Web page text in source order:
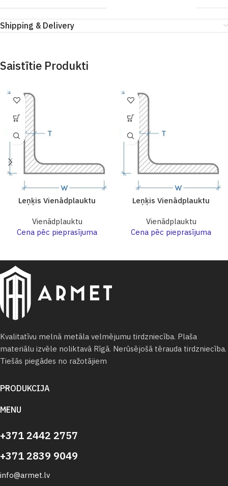
Shipping & Delivery
Saistītie Produkti
Leņķis Vienādplauktu
Vienādplauktu
Cena pēc pieprasījuma
Leņķis Vienādplauktu
Vienādplauktu
Cena pēc pieprasījuma
Kvalitatīvu melnā metāla velmējumu tirdzniecība. Plaša
materiālu izvēle noliktavā Rīgā. Nerūsējošā tērauda tirdzniecība.
Tiešās piegādes no ražotājiem
PRODUKCIJA
MENU
+371 2442 2757
+371 2839 9049
info@armet.lv